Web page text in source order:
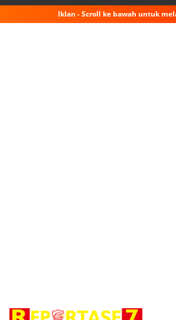
Iklan - Scroll ke bawah untuk